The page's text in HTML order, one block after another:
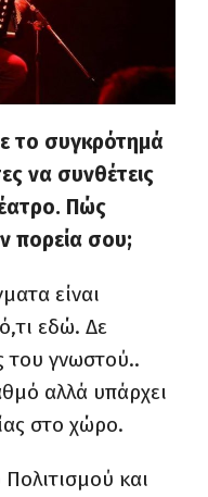
το συγκρότημά
να συνθέτεις
Πώς
πορεία σου;
είναι
εδώ. Δε
του γνωστού..
αλλά υπάρχει
στο χώρο.
και